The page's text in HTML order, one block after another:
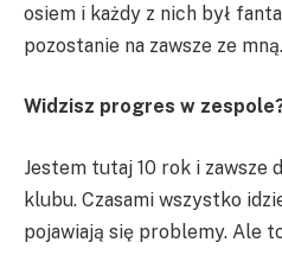
osiem i każdy z nich był
pozostanie na zawsze ze mną.
Widzisz progres w
Jestem tutaj 10 rok i zawsze
klubu. Czasami wszystko
pojawiają się problemy. Ale